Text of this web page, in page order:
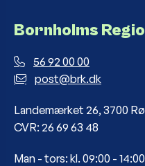
Bornholms
56 92 00 00
post@brk.dk
Landemærket 26, 3700
CVR: 26 69 63 48
Man - tors: kl. 09:00 - 14:00